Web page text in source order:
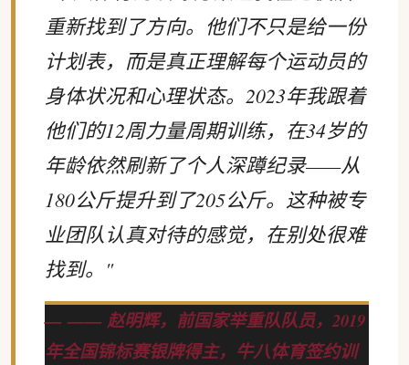
重新找到了方向。他们不只是给一份
计划表，而是真正理解每个运动员的
身体状况和心理状态。2023年我跟着
他们的12周力量周期训练，在34岁的
年龄依然刷新了个人深蹲纪录——从
180公斤提升到了205公斤。这种被专
业团队认真对待的感觉，在别处很难
找到。"
—— 赵明辉，前国家举重队队员，2019
年全国锦标赛银牌得主，牛八体育签约训